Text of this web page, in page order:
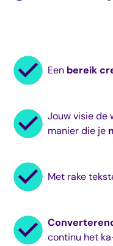
Een bereik
Jouw visie de
manier die je
Met rake
continu het